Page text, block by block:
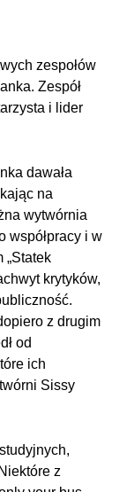
zespołów
Zespół
i lider
dawała
na
wytwórnia
współpracy i w
„Statek
krytyków,
z drugim
od
ich
Sissy
z